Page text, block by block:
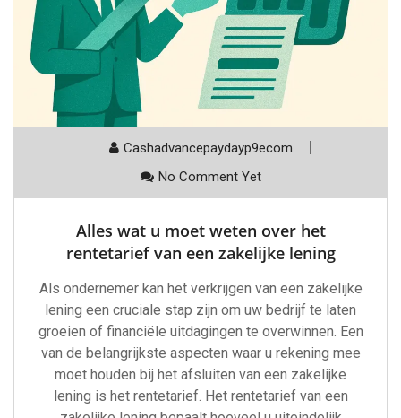
Cashadvancepaydayp9ecom
No Comment Yet
Alles wat u moet weten over het
rentetarief van een zakelijke lening
Als ondernemer kan het verkrijgen van een zakelijke
lening een cruciale stap zijn om uw bedrijf te laten
groeien of financiële uitdagingen te overwinnen. Een
van de belangrijkste aspecten waar u rekening mee
moet houden bij het afsluiten van een zakelijke
lening is het rentetarief. Het rentetarief van een